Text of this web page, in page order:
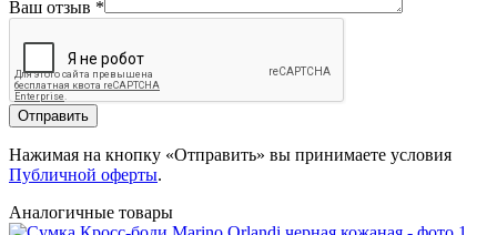
Ваш отзыв *
Отправить
Нажимая на кнопку «Отправить» вы принимаете условия
Публичной оферты.
Аналогичные товары